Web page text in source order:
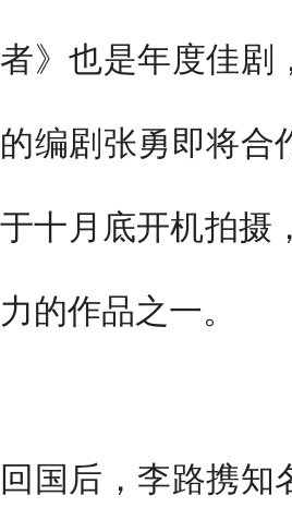
者》也是年度佳剧
的编剧张勇即将合
于十月底开机拍摄
力的作品之一。
回国后，李路携知